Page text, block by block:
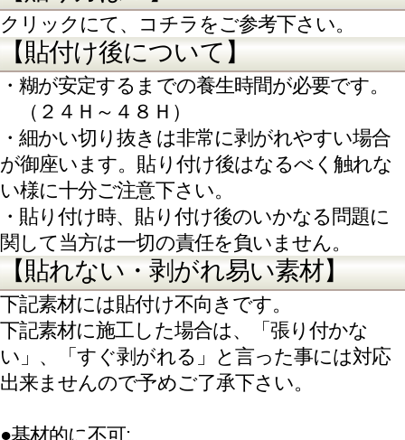
ポリカーボネート （気泡が出てきます）
【下地が破損する素材】
● 剥がれ易い塗装面やベニヤ板など、透明シ
ートを剥がす段階でその塗料なども一緒に剥
がれます。
● アルコールやペイント薄め液で車や塗装面
に付着すると、変色を起こします。
不安な場合は使用しないで下さい。
● 網入ガラスに多くのシートを貼ると、ガラ
スが熱割れします。
(ガラスとワイヤーとシートの温度変化での収
縮率の違いによる）
※適切な下地処理(脱脂処理)に関する内容・ト
ラブルには対応できません。
【 使用シート・データ仕様】
【屋外耐候性】
熟練者による施工で、垂直使用で（平均的中部
欧州の気候）
ブラック＆ホワイト：5年
カラー：4年
メタリック：4年
使用状況により大きく変動
【フィルム厚】
80ミクロン
（離型紙、糊を含まず）
【寸法安定性(FINAT-TM 14)】
縦方向0.4mm以下